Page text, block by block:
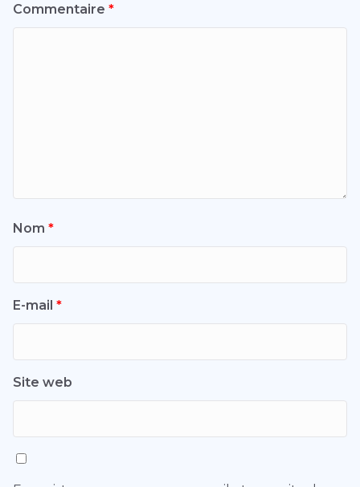
Commentaire *
Nom *
E-mail *
Site web